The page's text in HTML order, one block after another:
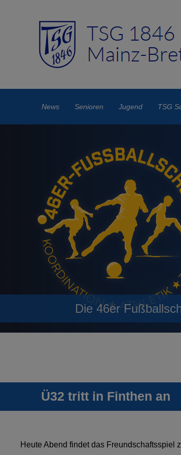
News Senioren Jugend TSG
Die 46er
Ü32 tritt in Finthen an
Heute Abend findet das Freundschaftsspiel